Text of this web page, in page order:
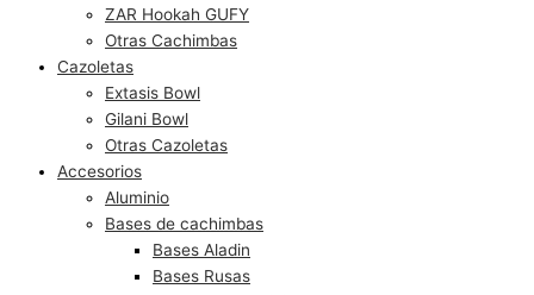
ZAR Hookah GUFY
Otras Cachimbas
Cazoletas
Extasis Bowl
Gilani Bowl
Otras Cazoletas
Accesorios
Aluminio
Bases de cachimbas
Bases Aladin
Bases Rusas